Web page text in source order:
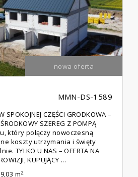
nowa oferta
MMN-DS-1589
SPOKOJNEJ CZĘŚCI GRODKOWA –
SZEREG Z POMPĄ
który połączy nowoczesną
koszty utrzymania i święty
TYLKO U NAS – OFERTA NA
KUPUJĄCY ...
m2